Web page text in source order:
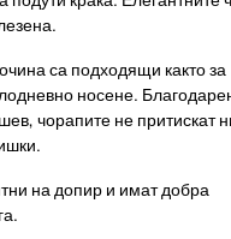
са подходящи както за
носене.
чорапите не притискат
на допир и имат добра